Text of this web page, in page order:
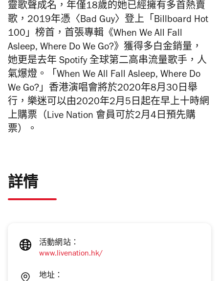
靈歌聲成名，年僅18歲的她已經擁有多首熱賣
歌，2019年憑〈Bad Guy〉登上「Billboard Hot
100」榜首，首張專輯《When We All Fall
Asleep, Where Do We Go?》獲得多白金銷量，
她更是去年 Spotify 全球第二高串流量歌手，人
氣爆燈。「When We All Fall Asleep, Where Do
We Go?」香港演唱會將於2020年8月30日舉
行，樂迷可以由2020年2月5日起在早上十時網
上購票（Live Nation 會員可於2月4日預先購
票）。
詳情
活動網站：
www.livenation.hk/
地址：